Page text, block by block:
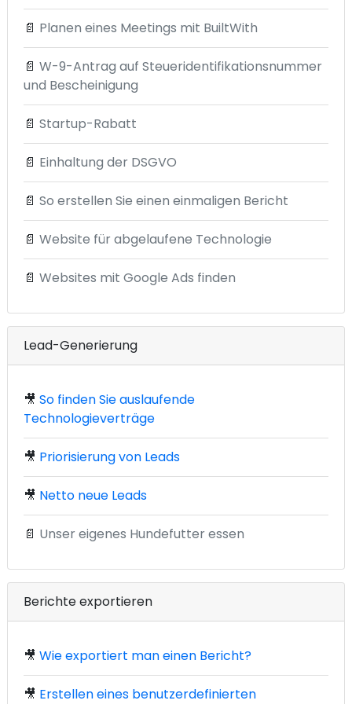
📄 Planen eines Meetings mit BuiltWith
📄 W-9-Antrag auf Steueridentifikationsnummer
und Bescheinigung
📄 Startup-Rabatt
📄 Einhaltung der DSGVO
📄 So erstellen Sie einen einmaligen Bericht
📄 Website für abgelaufene Technologie
📄 Websites mit Google Ads finden
Lead-Generierung
🎥 So finden Sie auslaufende
Technologieverträge
🎥 Priorisierung von Leads
🎥 Netto neue Leads
📄 Unser eigenes Hundefutter essen
Berichte exportieren
🎥 Wie exportiert man einen Bericht?
🎥 Erstellen eines benutzerdefinierten